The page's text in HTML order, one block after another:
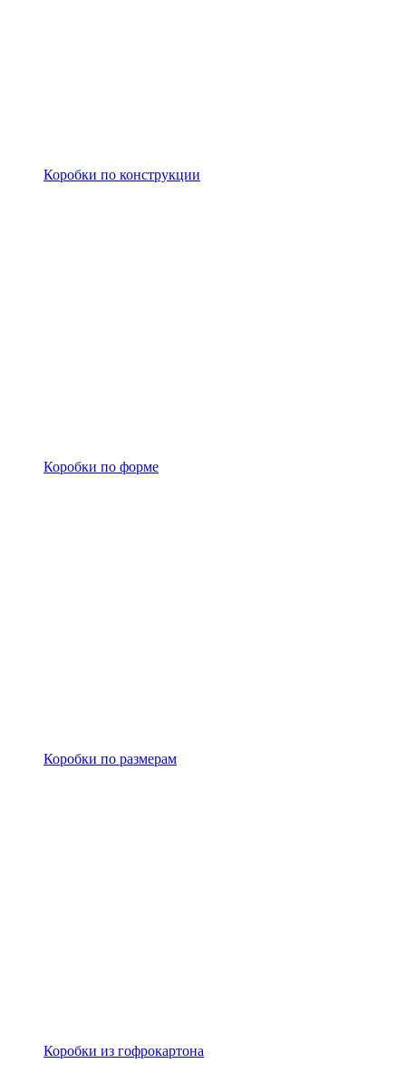
Коробки по конструкции
Коробки по форме
Коробки по размерам
Коробки из гофрокартона